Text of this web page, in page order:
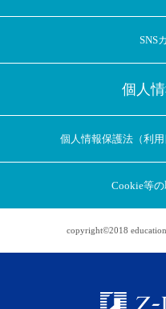
アプリに切り
アプリ限定
SNS
個人
個人情報保護法（利
Cookie等
copyright©2018